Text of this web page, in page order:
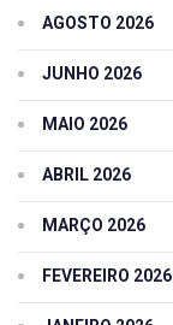
AGOSTO 2026
JUNHO 2026
MAIO 2026
ABRIL 2026
MARÇO 2026
FEVEREIRO 2026